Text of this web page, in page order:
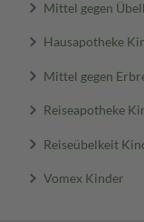
Mittel gegen
Hausapotheke
Mittel gegen
Reiseapotheke
Reiseübelkeit
Vomex Kinder